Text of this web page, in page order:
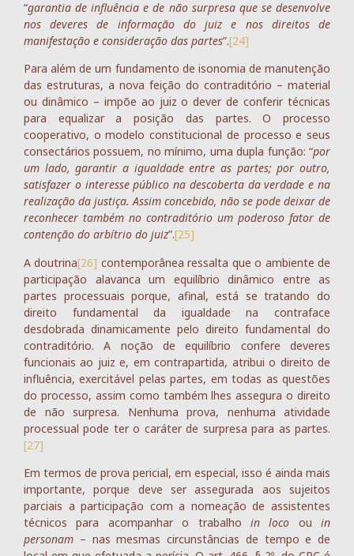
“garantia de influência e de não surpresa que se desenvolve
nos deveres de informação do juiz e nos direitos de
manifestação e consideração das partes”.[24]
Para além de um fundamento de isonomia de manutenção
das estruturas, a nova feição do contraditório – material
ou dinâmico – impõe ao juiz o dever de conferir técnicas
para equalizar a posição das partes. O processo
cooperativo, o modelo constitucional de processo e seus
consectários possuem, no mínimo, uma dupla função: “por
um lado, garantir a igualdade entre as partes; por outro,
satisfazer o interesse público na descoberta da verdade e na
realização da justiça. Assim concebido, não se pode deixar de
reconhecer também no contraditório um poderoso fator de
contenção do arbítrio do juiz”.[25]
A doutrina[26] contemporânea ressalta que o ambiente de
participação alavanca um equilíbrio dinâmico entre as
partes processuais porque, afinal, está se tratando do
direito fundamental da igualdade na contraface
desdobrada dinamicamente pelo direito fundamental do
contraditório. A noção de equilíbrio confere deveres
funcionais ao juiz e, em contrapartida, atribui o direito de
influência, exercitável pelas partes, em todas as questões
do processo, assim como também lhes assegura o direito
de não surpresa. Nenhuma prova, nenhuma atividade
processual pode ter o caráter de surpresa para as partes.
[27]
Em termos de prova pericial, em especial, isso é ainda mais
importante, porque deve ser assegurada aos sujeitos
parciais a participação com a nomeação de assistentes
técnicos para acompanhar o trabalho in loco ou in
personam – nas mesmas circunstâncias de tempo e de